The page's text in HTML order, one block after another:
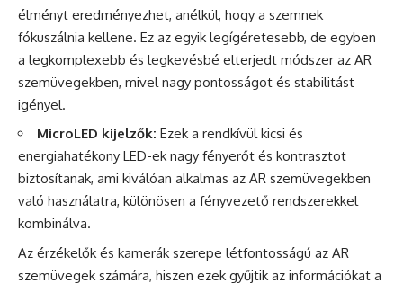
élményt eredményezhet, anélkül, hogy a szemnek
fókuszálnia kellene. Ez az egyik legígéretesebb, de egyben
a legkomplexebb és legkevésbé elterjedt módszer az AR
szemüvegekben, mivel nagy pontosságot és stabilitást
igényel.
MicroLED kijelzők: Ezek a rendkívül kicsi és
energiahatékony LED-ek nagy fényerőt és kontrasztot
biztosítanak, ami kiválóan alkalmas az AR szemüvegekben
való használatra, különösen a fényvezető rendszerekkel
kombinálva.
Az érzékelők és kamerák szerepe létfontosságú az AR
szemüvegek számára, hiszen ezek gyűjtik az információkat a